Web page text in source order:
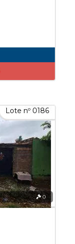
Lote nº 0186
0